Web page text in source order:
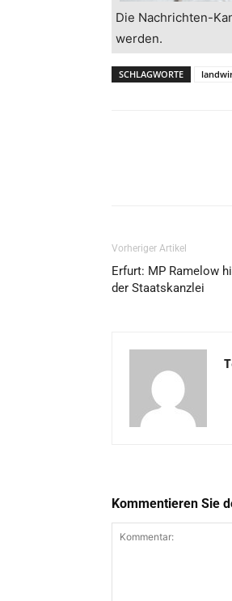
Die Nachrichten-
werden.
SCHLAGWORTE
Vorheriger Artikel
Erfurt: MP Ramelow
der Staatskanzlei
Kommentieren Sie